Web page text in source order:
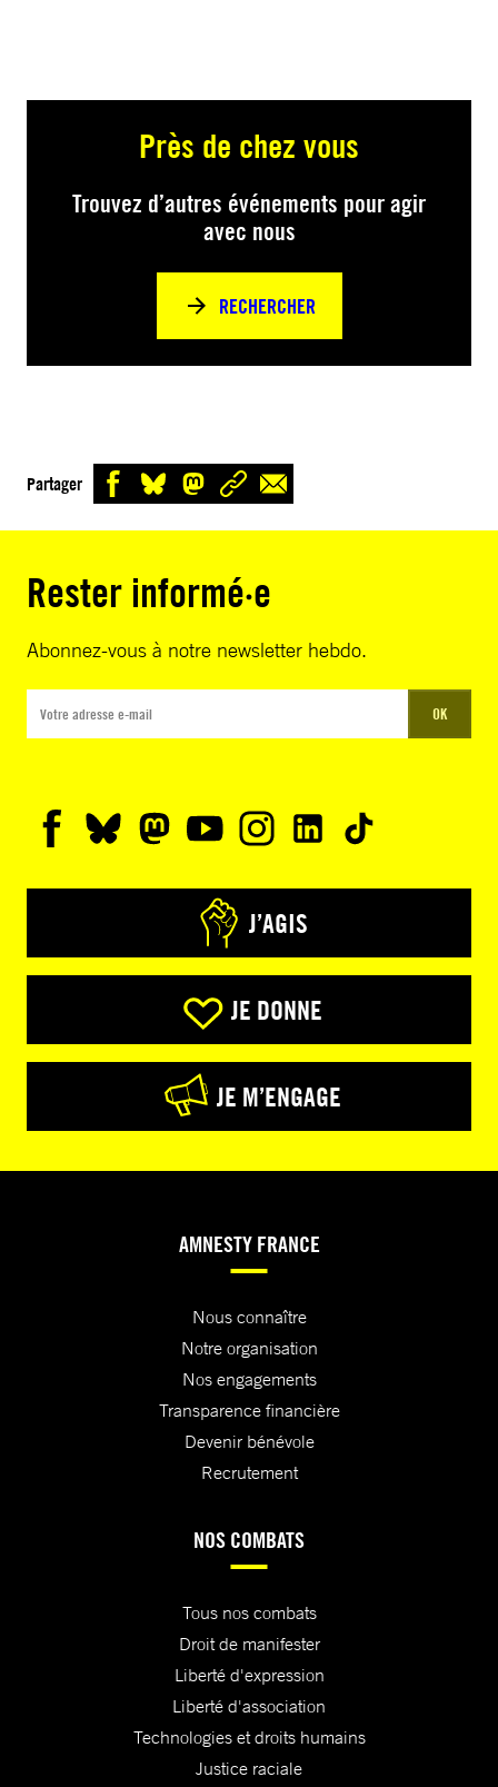
Près de chez vous
Trouvez d’autres événements pour agir
avec nous
RECHERCHER
Partager
Rester informé·e
Abonnez-vous à notre newsletter hebdo.
OK
J’AGIS
JE DONNE
JE M’ENGAGE
AMNESTY FRANCE
Nous connaître
Notre organisation
Nos engagements
Transparence financière
Devenir bénévole
Recrutement
NOS COMBATS
Tous nos combats
Droit de manifester
Liberté d'expression
Liberté d'association
Technologies et droits humains
Justice raciale